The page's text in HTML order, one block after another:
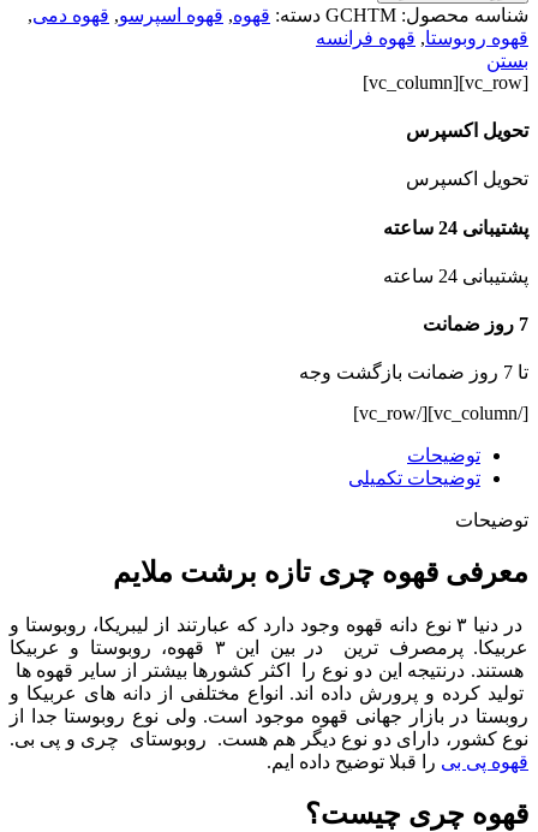
شناسه محصول: GCHTM دسته: قهوه, قهوه اسپرسو, قهوه دمی,
قهوه روبوستا, قهوه فرانسه
بستن
[vc_row][vc_column]
تحویل اکسپرس
تحویل اکسپرس
پشتیبانی 24 ساعته
پشتیبانی 24 ساعته
7 روز ضمانت
تا 7 روز ضمانت بازگشت وجه
[/vc_column][/vc_row]
توضیحات
توضیحات تکمیلی
توضیحات
معرفی قهوه چری تازه برشت ملایم
در دنیا ۳ نوع دانه قهوه وجود دارد که عبارتند از لیبریکا، روبوستا و
عربیکا. پرمصرف ترین در بین این ۳ قهوه، روبوستا و عربیکا
هستند. درنتیجه این دو نوع را اکثر کشورها بیشتر از سایر قهوه ها
تولید کرده و پرورش داده اند. انواع مختلفی از دانه های عربیکا و
روبستا در بازار جهانی قهوه موجود است. ولی نوع روبوستا جدا از
نوع کشور، دارای دو نوع دیگر هم هست. روبوستای چری و پی بی.
قهوه پی بی را قبلا توضیح داده ایم.
قهوه چری چیست؟